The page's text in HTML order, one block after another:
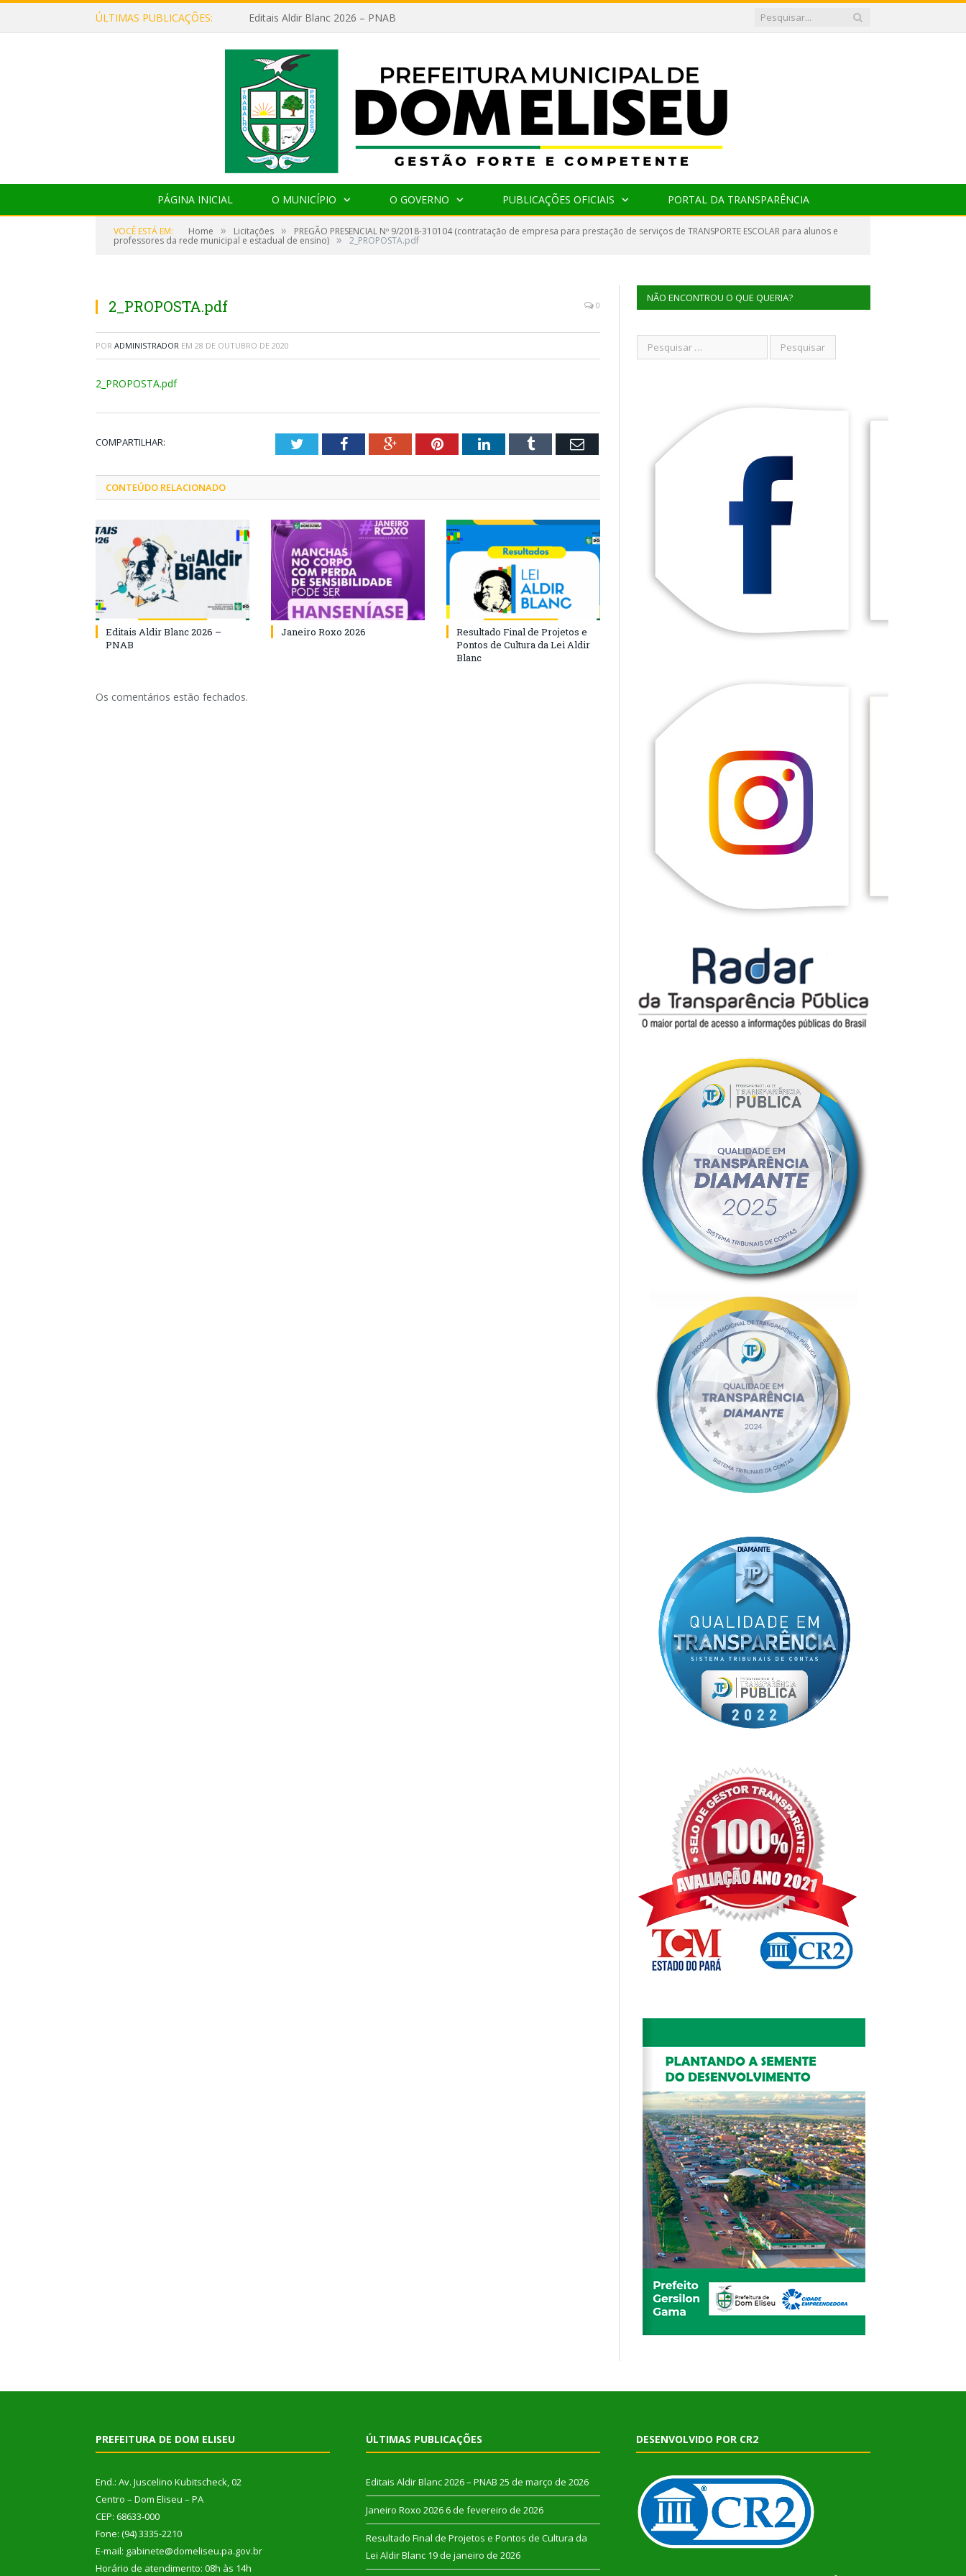
ÚLTIMAS PUBLICAÇÕES: Editais Aldir Blanc 2026 – PNAB
PÁGINA INICIAL O MUNICÍPIO O GOVERNO PUBLICAÇÕES OFICIAIS PORTAL DA TRANSPARÊNCIA
VOCÊ ESTÁ EM: Home » Licitações » PREGÃO PRESENCIAL Nº 9/2018-310104 (contratação de empresa para prestação de serviços de TRANSPORTE ESCOLAR para alunos e
professores da rede municipal e estadual de ensino) » 2_PROPOSTA.pdf
2_PROPOSTA.pdf 0
POR ADMINISTRADOR EM 28 DE OUTUBRO DE 2020
2_PROPOSTA.pdf
COMPARTILHAR: TwitterFacebookGoogle+PinterestLinkedInTumblr Email
CONTEÚDO RELACIONADO
Editais Aldir Blanc 2026 –
PNAB
Janeiro Roxo 2026
Resultado Final de Projetos e
Pontos de Cultura da Lei Aldir
Blanc
Os comentários estão fechados.
NÃO ENCONTROU O QUE QUERIA?
PREFEITURA DE DOM ELISEU
End.: Av. Juscelino Kubitscheck, 02
Centro – Dom Eliseu – PA
CEP: 68633-000
Fone: (94) 3335-2210
E-mail: gabinete@domeliseu.pa.gov.br
Horário de atendimento: 08h às 14h
ÚLTIMAS PUBLICAÇÕES
Editais Aldir Blanc 2026 – PNAB 25 de março de 2026
Janeiro Roxo 2026 6 de fevereiro de 2026
Resultado Final de Projetos e Pontos de Cultura da
Lei Aldir Blanc 19 de janeiro de 2026
DESENVOLVIDO POR CR2